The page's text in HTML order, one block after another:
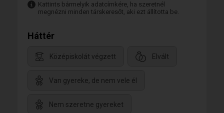
Kattints bármelyik adatcímkére, ha szeretnél
megnézni minden társkeresőt, aki ezt állította be.
Háttér
Középiskolát végzett Elvált
Van gyereke, de nem vele él
Nem szeretne gyereket